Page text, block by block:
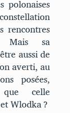
polonaises
rencontres
Mais sa
aussi de
averti, au
posées,
que celle
Wlodka ?